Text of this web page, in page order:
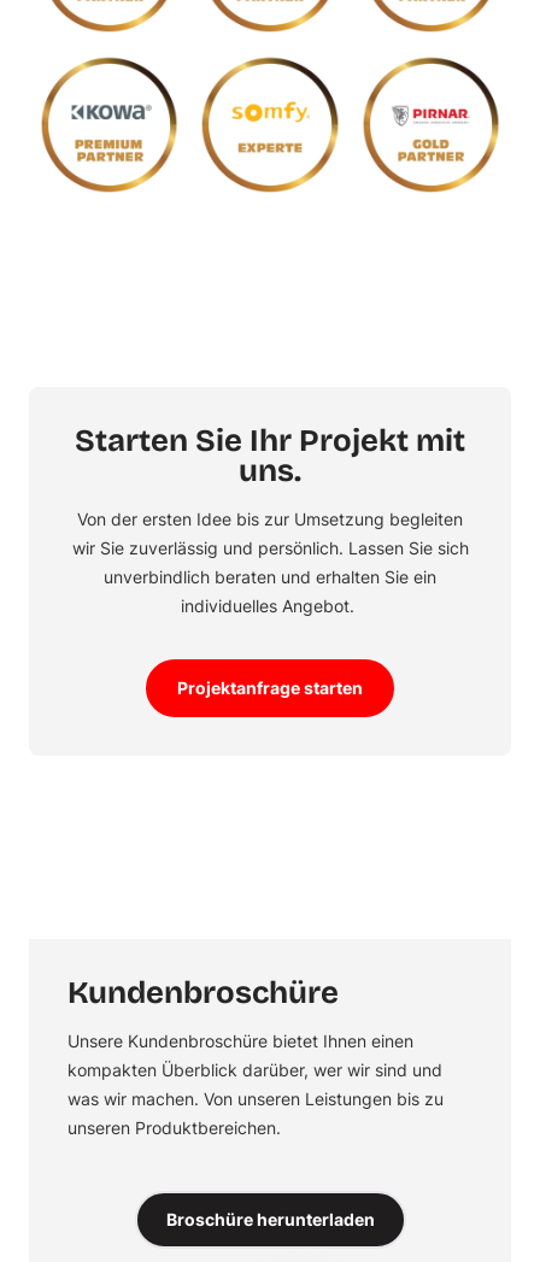
Starten Sie Ihr Projekt mit
uns.
Von der ersten Idee bis zur Umsetzung begleiten
wir Sie zuverlässig und persönlich. Lassen Sie sich
unverbindlich beraten und erhalten Sie ein
individuelles Angebot.
Projektanfrage starten
Kundenbroschüre
Unsere Kundenbroschüre bietet Ihnen einen
kompakten Überblick darüber, wer wir sind und
was wir machen. Von unseren Leistungen bis zu
unseren Produktbereichen.
Broschüre herunterladen